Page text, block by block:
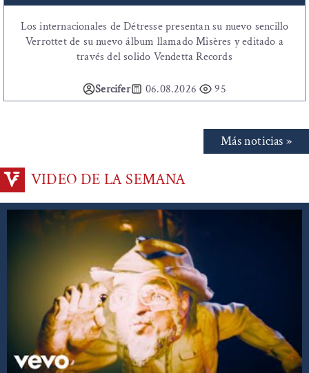
Los internacionales de Détresse presentan su nuevo sencillo
Verrottet de su nuevo álbum llamado Misères y editado a
través del solido Vendetta Records
Sercifer 06.08.2026 95
Más noticias »
VIDEO DE LA SEMANA